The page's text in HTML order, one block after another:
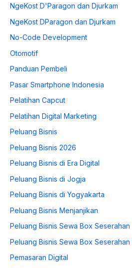
NgeKost D'Paragon dan Djurkam
NgeKost DParagon dan Djurkam
No-Code Development
Otomotif
Panduan Pembeli
Pasar Smartphone Indonesia
Pelatihan Capcut
Pelatihan Digital Marketing
Peluang Bisnis
Peluang Bisnis 2026
Peluang Bisnis di Era Digital
Peluang Bisnis di Jogja
Peluang Bisnis di Yogyakarta
Peluang Bisnis Menjanjikan
Peluang Bisnis Sewa Box Seserahan
Peluang Bisnis Sewa Box Seserahan
Pemasaran Digital